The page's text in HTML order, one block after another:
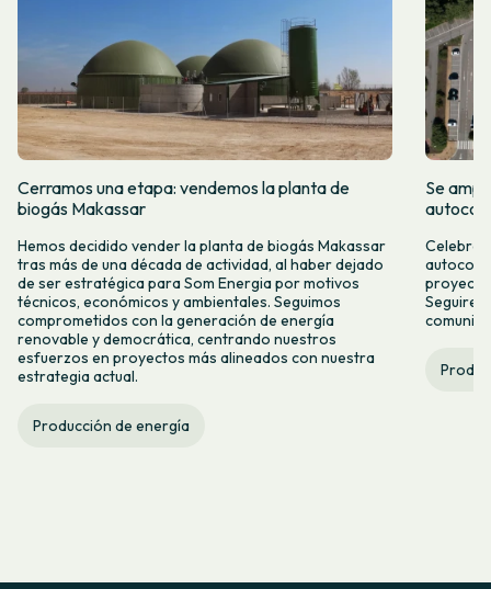
Cerramos una etapa: vendemos la planta de
biogás Makassar
Hemos decidido vender la planta de biogás Makassar
tras más de una década de actividad, al haber dejado
de ser estratégica para Som Energia por motivos
técnicos, económicos y ambientales. Seguimos
comprometidos con la generación de energía
renovable y democrática, centrando nuestros
esfuerzos en proyectos más alineados con nuestra
estrategia actual.
Producción de energía
Se